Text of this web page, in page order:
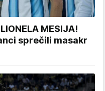
MESIJA!
sprečili masakr